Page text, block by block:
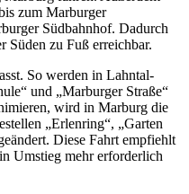
zum Marburger
Südbahnhof. Dadurch
Süden zu Fuß erreichbar.
So werden in Lahntal-
und „Marburger Straße“
wird in Marburg die
„Erlenring“, „Garten
Diese Fahrt empfiehlt
Umstieg mehr erforderlich